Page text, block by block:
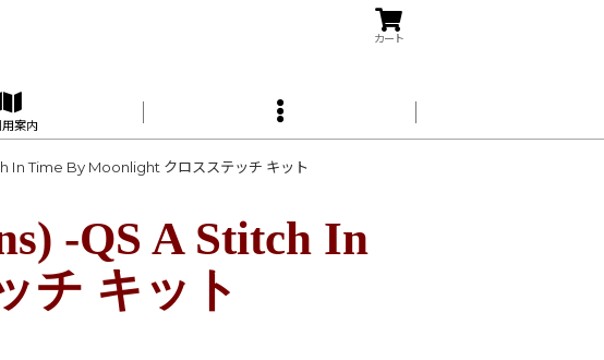
カート
用案内
Time By Moonlight クロスステッチ キット
-QS A Stitch In
チ キット